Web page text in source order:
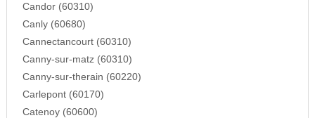
Candor (60310)
Canly (60680)
Cannectancourt (60310)
Canny-sur-matz (60310)
Canny-sur-therain (60220)
Carlepont (60170)
Catenoy (60600)